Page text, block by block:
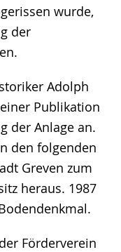
wurde,
der
Adolph
Publikation
der Anlage an.
den folgenden
Greven zum
heraus. 1987
Förderverein